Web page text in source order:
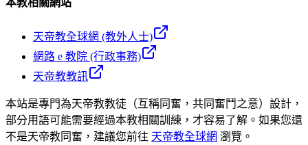
本教相關網站
天帝教全球網 (教外人士)
網路 e 教院 (行政事務)
天帝教教訊
本站是專門為天帝教教徒（互稱同奮，共同奮鬥之意）設計，
部分用語可能需要經過本教相關訓練，才容易了解。如果您還
不是天帝教同奮，建議您前往 天帝教全球網 瀏覽。